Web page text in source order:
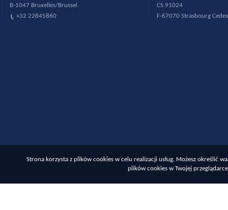
Strona korzysta z plików cookies w celu realizacji usług. Możesz określić
plików cookies w Twojej
B-1047 Bruxelles/Brussel
+32 22845860
CS 91024
F-67070 Strasbourg Cedex